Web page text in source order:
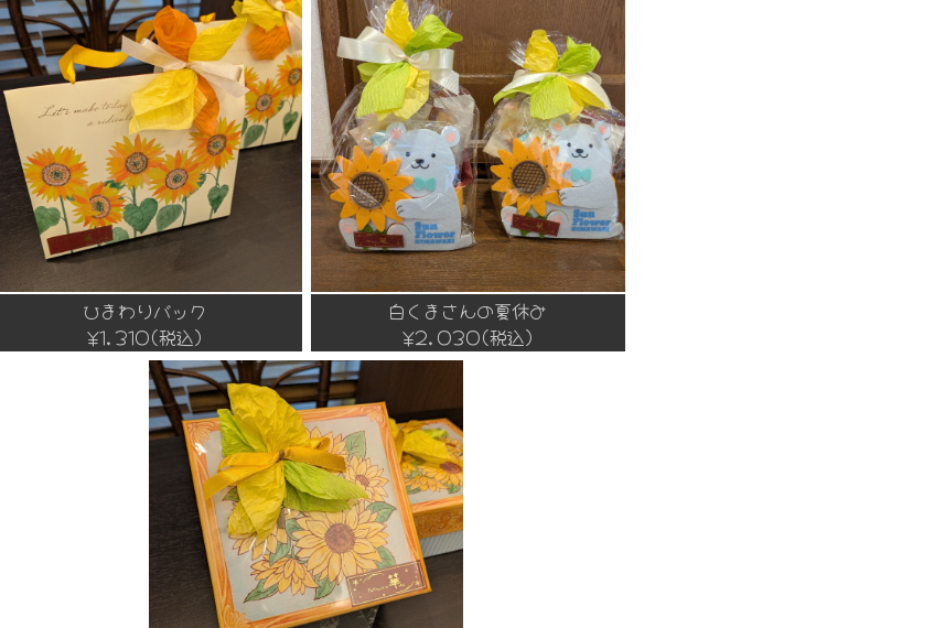
ひまわりバック
¥1,310(税込)
白くまさんの夏休み
¥2,030(税込)